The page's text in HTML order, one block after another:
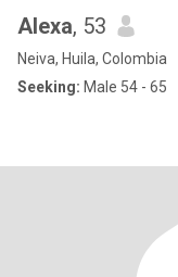
Alexa, 53
Neiva, Huila, Colombia
Seeking: Male 54 - 65